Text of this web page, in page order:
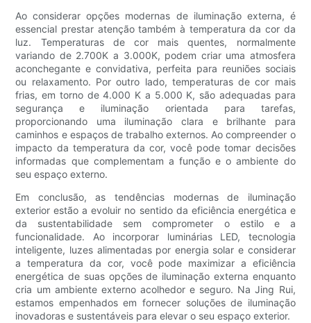
Ao considerar opções modernas de iluminação externa, é
essencial prestar atenção também à temperatura da cor da
luz. Temperaturas de cor mais quentes, normalmente
variando de 2.700K a 3.000K, podem criar uma atmosfera
aconchegante e convidativa, perfeita para reuniões sociais
ou relaxamento. Por outro lado, temperaturas de cor mais
frias, em torno de 4.000 K a 5.000 K, são adequadas para
segurança e iluminação orientada para tarefas,
proporcionando uma iluminação clara e brilhante para
caminhos e espaços de trabalho externos. Ao compreender o
impacto da temperatura da cor, você pode tomar decisões
informadas que complementam a função e o ambiente do
seu espaço externo.
Em conclusão, as tendências modernas de iluminação
exterior estão a evoluir no sentido da eficiência energética e
da sustentabilidade sem comprometer o estilo e a
funcionalidade. Ao incorporar luminárias LED, tecnologia
inteligente, luzes alimentadas por energia solar e considerar
a temperatura da cor, você pode maximizar a eficiência
energética de suas opções de iluminação externa enquanto
cria um ambiente externo acolhedor e seguro. Na Jing Rui,
estamos empenhados em fornecer soluções de iluminação
inovadoras e sustentáveis ​​para elevar o seu espaço exterior.